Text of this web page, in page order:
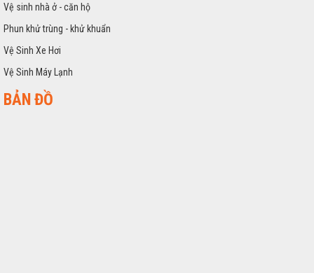
Vệ sinh nhà ở - căn hộ
Phun khử trùng - khử khuẩn
Vệ Sinh Xe Hơi
Vệ Sinh Máy Lạnh
BẢN ĐỒ